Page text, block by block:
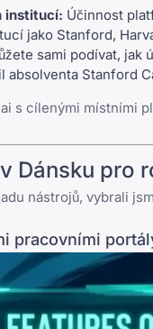
institucí: Účinnost
jako Stanford,
sami podívat,
absolventa Stanford
s cílenými místními
Dánsku pro
nástrojů, vybrali
pracovními